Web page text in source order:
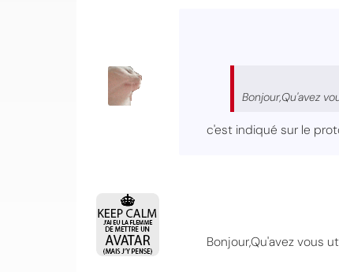
Bonjour,Qu'avez
c'est indiqué sur le
Bonjour,Qu'avez vous